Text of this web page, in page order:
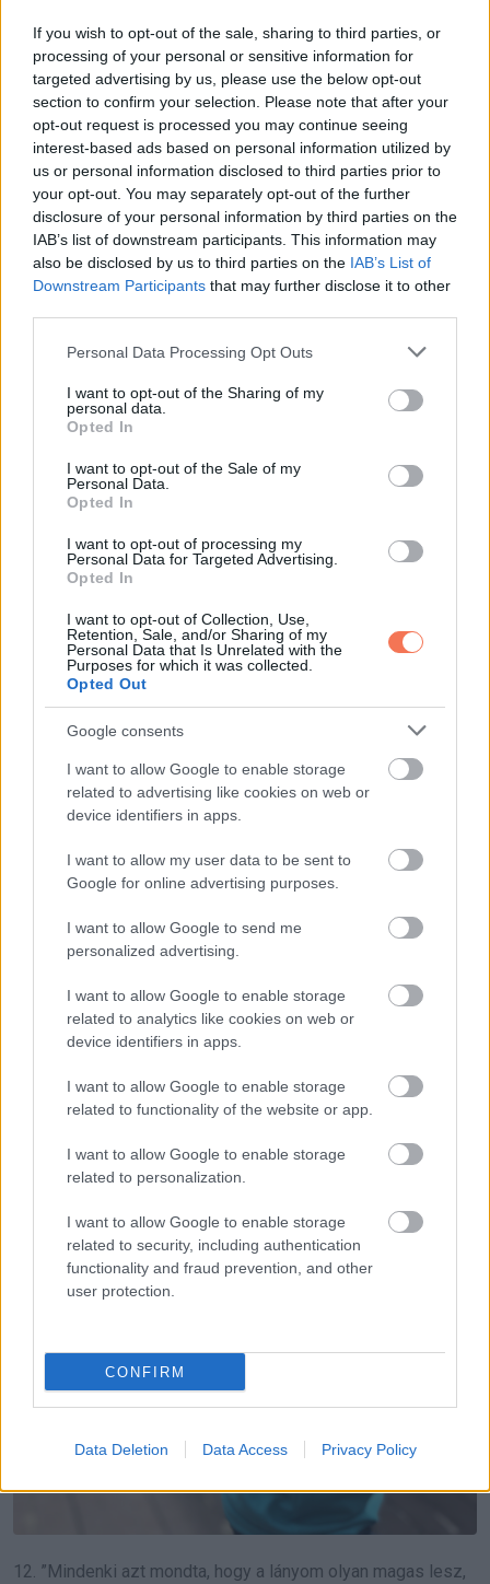
If you wish to opt-out of the sale, sharing to third parties, or
processing of your personal or sensitive information for
targeted advertising by us, please use the below opt-out
section to confirm your selection. Please note that after your
opt-out request is processed you may continue seeing
interest-based ads based on personal information utilized by
us or personal information disclosed to third parties prior to
your opt-out. You may separately opt-out of the further
disclosure of your personal information by third parties on the
IAB’s list of downstream participants. This information may
also be disclosed by us to third parties on the IAB’s List of
Downstream Participants that may further disclose it to other
Please note that this website/app uses one or more Google
not limited to your visit or usage behaviour. You may click to
grant or deny consent to Google and its third-party tags to
use your data for below specified purposes in below Google
consent section.
Personal Data Processing Opt Outs
I want to opt-out of the Sharing of my
personal data.
Opted In
I want to opt-out of the Sale of my
Personal Data.
Opted In
I want to opt-out of processing my
Personal Data for Targeted Advertising.
Opted In
I want to opt-out of Collection, Use,
Retention, Sale, and/or Sharing of my
Personal Data that Is Unrelated with the
Purposes for which it was collected.
Opted Out
Google consents
I want to allow Google to enable storage
related to advertising like cookies on web or
device identifiers in apps.
I want to allow my user data to be sent to
Google for online advertising purposes.
I want to allow Google to send me
personalized advertising.
I want to allow Google to enable storage
related to analytics like cookies on web or
device identifiers in apps.
I want to allow Google to enable storage
related to functionality of the website or app.
I want to allow Google to enable storage
related to personalization.
I want to allow Google to enable storage
related to security, including authentication
functionality and fraud prevention, and other
user protection.
CONFIRM
Data Deletion Data Access Privacy Policy
11. ”Elkaptam a fiam fejét egy buborékban.”
12. ”Mindenki azt mondta, hogy a lányom olyan magas lesz,